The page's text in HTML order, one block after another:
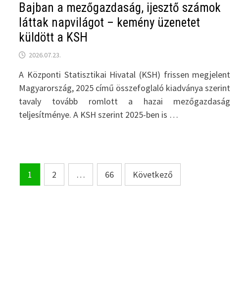
Bajban a mezőgazdaság, ijesztő számok
láttak napvilágot – kemény üzenetet
küldött a KSH
2026.07.23.
A Központi Statisztikai Hivatal (KSH) frissen megjelent
Magyarország, 2025 című összefoglaló kiadványa szerint
tavaly tovább romlott a hazai mezőgazdaság
teljesítménye. A KSH szerint 2025-ben is …
Bejegyzések
lapozása
1 2 … 66 Következő